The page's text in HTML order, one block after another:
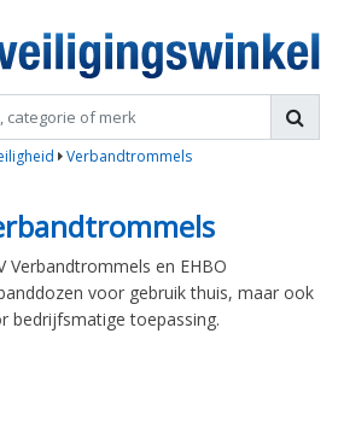
Verbandtrommels
Verbandtrommels en EHBO
voor gebruik thuis, maar ook
bedrijfsmatige toepassing.